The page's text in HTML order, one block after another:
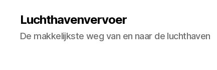
Luchthavenvervoer
De makkelijkste weg van en naar de luchthaven